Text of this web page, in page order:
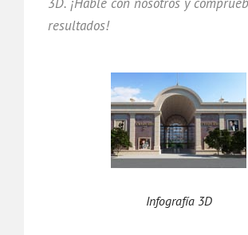
3D. ¡Hable con nosotros y
resultados!
Infografía 3D